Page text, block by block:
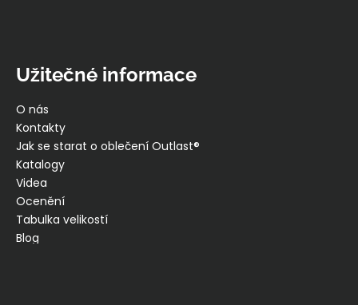
Užitečné informace
O nás
Kontakty
Jak se starat o oblečení Outlast®
Katalogy
Videa
Ocenění
Tabulka velikostí
Blog